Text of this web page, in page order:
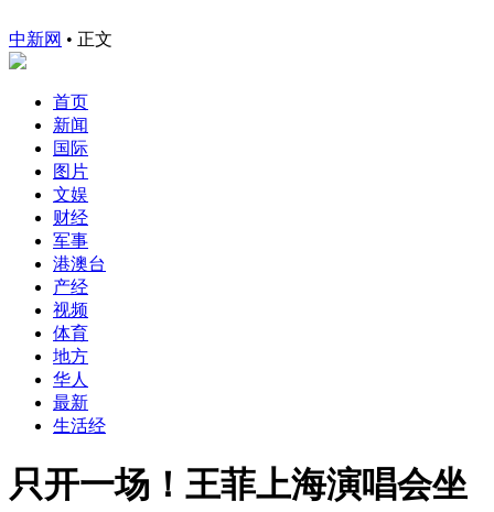
中新网 • 正文
首页
新闻
国际
图片
文娱
财经
军事
港澳台
产经
视频
体育
地方
华人
最新
生活经
只开一场！王菲上海演唱会坐